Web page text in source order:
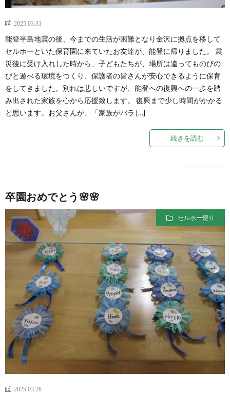
2025.03.31
能登半島地震の後、今までの生活が困難となり金沢に拠点を移して
セルホーといた保育園に来ていたお友達が、能登に帰りました。 震
災後に受け入れした時から、子どもたちが、場所は違ってものびの
びと遊べる環境をつくり、保護者の皆さんが安心できるように保育
をしてきました。別れは悲しいですが、能登への復興への一歩を踏
み出された家族を心から応援致します。 復興まで少し時間がかかる
と思います。お父さんが、「家族がバラ […]
続きを読む
卒園おめでとう🌸🌸
セルホー便り
2025.03.28